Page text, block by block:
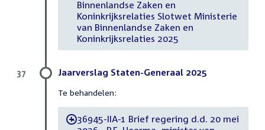
Binnenlandse Zaken en
Koninkrijksrelaties Slotwet Ministerie
van Binnenlandse Zaken en
Koninkrijksrelaties 2025
Jaarverslag Staten-Generaal 2025
Te behandelen:
-36945-IIA-1 Brief regering d.d. 20 mei
37